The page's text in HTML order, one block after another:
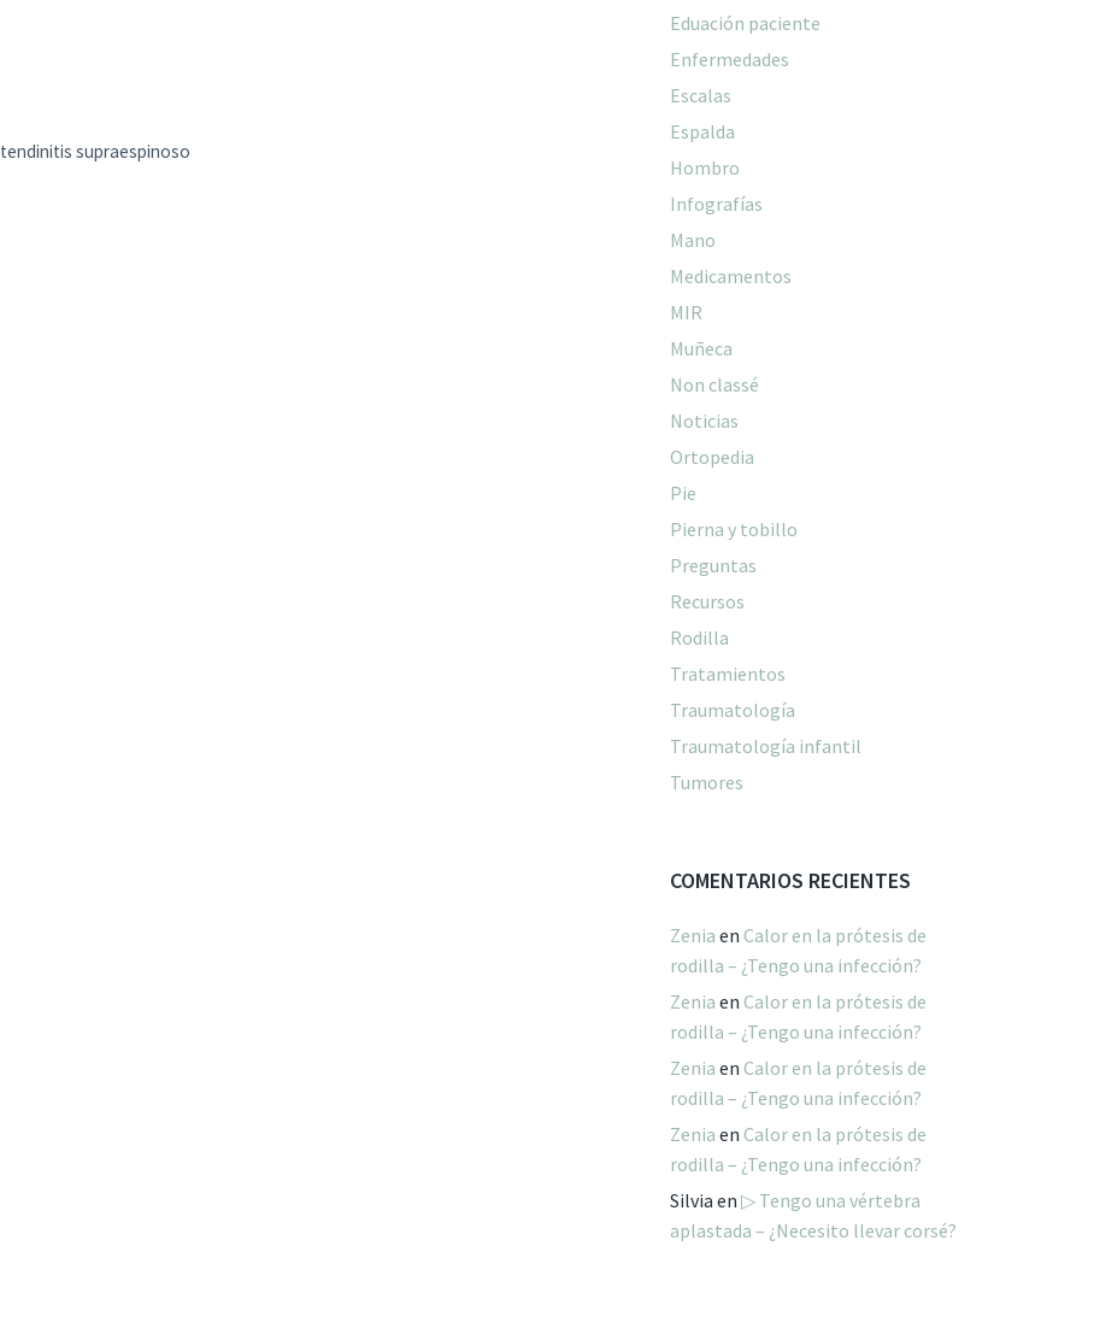
tendinitis supraespinoso
Eduación paciente
Enfermedades
Escalas
Espalda
Hombro
Infografías
Mano
Medicamentos
MIR
Muñeca
Non classé
Noticias
Ortopedia
Pie
Pierna y tobillo
Preguntas
Recursos
Rodilla
Tratamientos
Traumatología
Traumatología infantil
Tumores
COMENTARIOS RECIENTES
Zenia en Calor en la prótesis de
rodilla – ¿Tengo una infección?
Zenia en Calor en la prótesis de
rodilla – ¿Tengo una infección?
Zenia en Calor en la prótesis de
rodilla – ¿Tengo una infección?
Zenia en Calor en la prótesis de
rodilla – ¿Tengo una infección?
Silvia en ▷ Tengo una vértebra
aplastada – ¿Necesito llevar corsé?